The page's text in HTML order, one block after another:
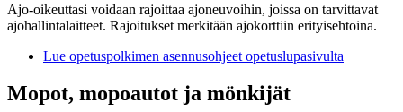
Ajo-oikeuttasi voidaan rajoittaa ajoneuvoihin, joissa on tarvittavat
ajohallintalaitteet. Rajoitukset merkitään ajokorttiin erityisehtoina.
Lue opetuspolkimen asennusohjeet opetuslupasivulta
Mopot, mopoautot ja mönkijät